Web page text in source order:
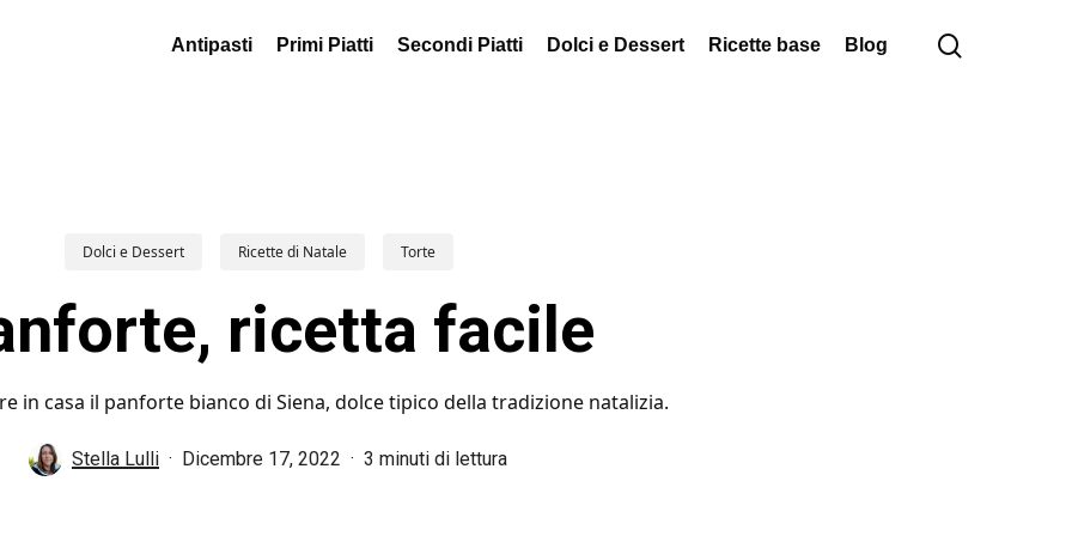
Antipasti Primi Piatti Secondi Piatti Dolci e Dessert Ricette base Blog
Dolci e Dessert Ricette di Natale Torte
ricetta facile
in casa il panforte bianco di Siena, dolce tipico della tradizione natalizia.
Stella Lulli Dicembre 17, 2022 3 minuti di lettura